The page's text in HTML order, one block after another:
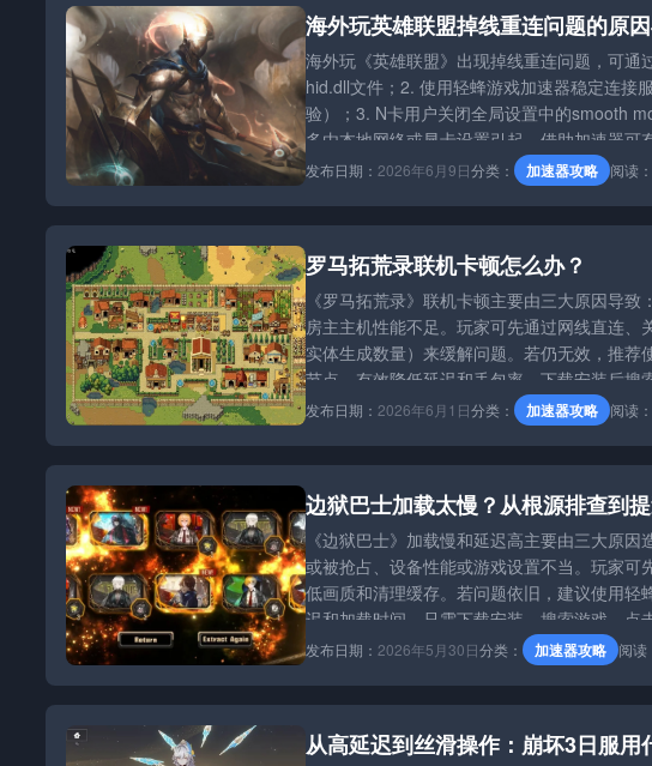
海外玩英雄联盟掉线重连问题的原
海外玩《英雄联盟》出现掉线重连问题，可
hid.dll文件；2. 使用轻蜂游戏加速器稳定连接
验）；3. N卡用户关闭全局设置中的smooth
多由本地网络或显卡设置引起，借助加速器可
发布日期： 2026年6月9日分类： 加速器攻略 阅读：
罗马拓荒录联机卡顿怎么办？
《罗马拓荒录》联机卡顿主要由三大原因导
房主主机性能不足。玩家可先通过网线直连
实体生成数量）来缓解问题。若仍无效，推
节点，有效降低延迟和丢包率。下载安装后搜
发布日期： 2026年6月1日分类： 加速器攻略 阅读：
边狱巴士加载太慢？从根源排查到
《边狱巴士》加载慢和延迟高主要由三大原
或被抢占、设备性能或游戏设置不当。玩家
低画质和清理缓存。若问题依旧，建议使用
迟和加载时间。只需下载安装、搜索游戏、点
发布日期： 2026年5月30日分类： 加速器攻略 阅读
从高延迟到丝滑操作：崩坏3日服